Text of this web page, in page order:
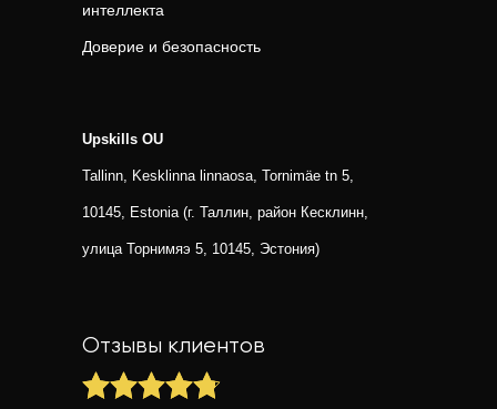
интеллекта
Доверие и безопасность
Upskills OU
Tallinn, Kesklinna linnaosa, Tornimäe tn 5,
10145, Estonia (г. Таллин, район Кесклинн,
улица Торнимяэ 5, 10145, Эстония)
Отзывы клиентов